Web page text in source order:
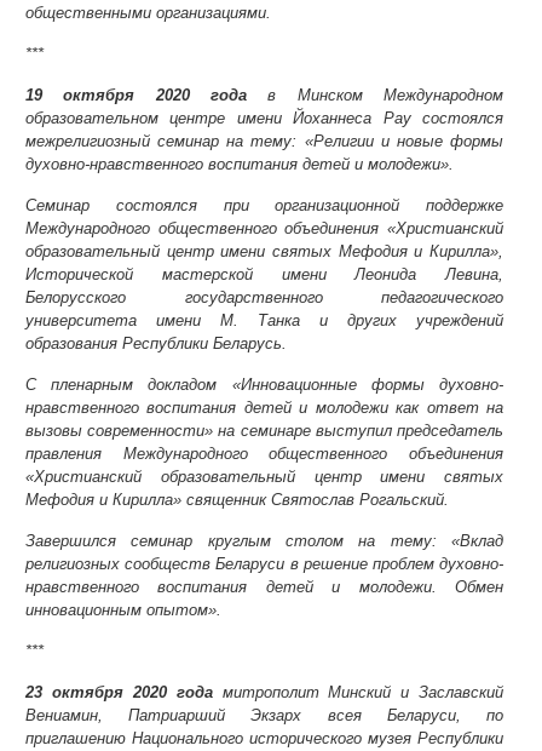
общественными организациями.
***
19 октября 2020 года в Минском Международном
образовательном центре имени Йоханнеса Рау состоялся
межрелигиозный семинар на тему: «Религии и новые формы
духовно-нравственного воспитания детей и молодежи».
Семинар состоялся при организационной поддержке
Международного общественного объединения «Христианский
образовательный центр имени святых Мефодия и Кирилла»,
Исторической мастерской имени Леонида Левина,
Белорусского государственного педагогического
университета имени М. Танка и других учреждений
образования Республики Беларусь.
С пленарным докладом «Инновационные формы духовно-
нравственного воспитания детей и молодежи как ответ на
вызовы современности» на семинаре выступил председатель
правления Международного общественного объединения
«Христианский образовательный центр имени святых
Мефодия и Кирилла» священник Святослав Рогальский.
Завершился семинар круглым столом на тему: «Вклад
религиозных сообществ Беларуси в решение проблем духовно-
нравственного воспитания детей и молодежи. Обмен
инновационным опытом».
***
23 октября 2020 годамитрополит Минский и Заславский
Вениамин, Патриарший Экзарх всея Беларуси, по
приглашению Национального исторического музея Республики